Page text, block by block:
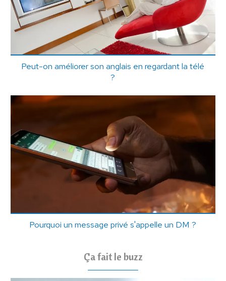
Peut-on améliorer son anglais en regardant la télé
?
Pourquoi un message privé s'appelle un DM ?
Ça fait le buzz